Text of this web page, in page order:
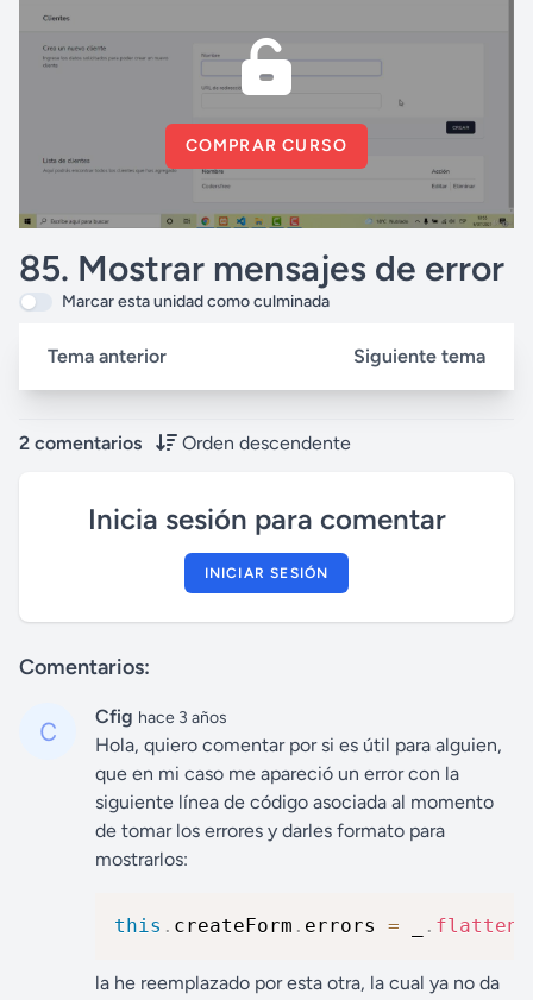
COMPRAR CURSO
85. Mostrar mensajes de error
Marcar esta unidad como culminada
Tema anterior Siguiente tema
2 comentarios Orden descendente
Inicia sesión para comentar
INICIAR SESIÓN
Comentarios:
Cfig hace 3 años
Hola, quiero comentar por si es útil para alguien,
que en mi caso me apareció un error con la
siguiente línea de código asociada al momento
de tomar los errores y darles formato para
mostrarlos:
this . createForm . errors = . flatten
la he reemplazado por esta otra, la cual ya no da